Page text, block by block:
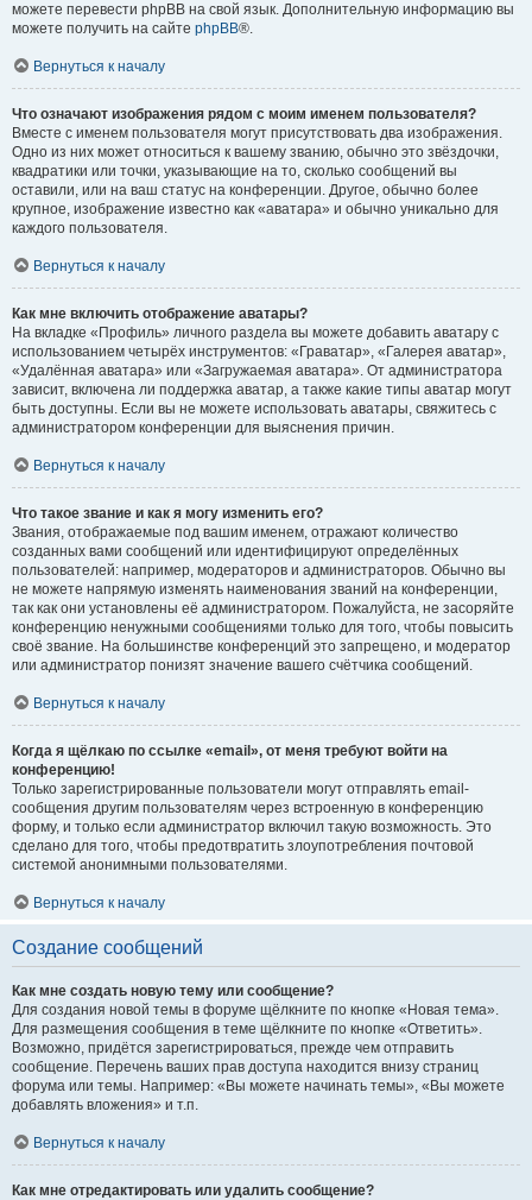
можете перевести phpBB на свой язык. Дополнительную информацию вы
можете получить на сайте phpBB®.
Вернуться к началу
Что означают изображения рядом с моим именем пользователя?
Вместе с именем пользователя могут присутствовать два изображения.
Одно из них может относиться к вашему званию, обычно это звёздочки,
квадратики или точки, указывающие на то, сколько сообщений вы
оставили, или на ваш статус на конференции. Другое, обычно более
крупное, изображение известно как «аватара» и обычно уникально для
каждого пользователя.
Вернуться к началу
Как мне включить отображение аватары?
На вкладке «Профиль» личного раздела вы можете добавить аватару с
использованием четырёх инструментов: «Граватар», «Галерея аватар»,
«Удалённая аватара» или «Загружаемая аватара». От администратора
зависит, включена ли поддержка аватар, а также какие типы аватар могут
быть доступны. Если вы не можете использовать аватары, свяжитесь с
администратором конференции для выяснения причин.
Вернуться к началу
Что такое звание и как я могу изменить его?
Звания, отображаемые под вашим именем, отражают количество
созданных вами сообщений или идентифицируют определённых
пользователей: например, модераторов и администраторов. Обычно вы
не можете напрямую изменять наименования званий на конференции,
так как они установлены её администратором. Пожалуйста, не засоряйте
конференцию ненужными сообщениями только для того, чтобы повысить
своё звание. На большинстве конференций это запрещено, и модератор
или администратор понизят значение вашего счётчика сообщений.
Вернуться к началу
Когда я щёлкаю по ссылке «email», от меня требуют войти на
конференцию!
Только зарегистрированные пользователи могут отправлять email-
сообщения другим пользователям через встроенную в конференцию
форму, и только если администратор включил такую возможность. Это
сделано для того, чтобы предотвратить злоупотребления почтовой
системой анонимными пользователями.
Вернуться к началу
Создание сообщений
Как мне создать новую тему или сообщение?
Для создания новой темы в форуме щёлкните по кнопке «Новая тема».
Для размещения сообщения в теме щёлкните по кнопке «Ответить».
Возможно, придётся зарегистрироваться, прежде чем отправить
сообщение. Перечень ваших прав доступа находится внизу страниц
форума или темы. Например: «Вы можете начинать темы», «Вы можете
добавлять вложения» и т.п.
Вернуться к началу
Как мне отредактировать или удалить сообщение?